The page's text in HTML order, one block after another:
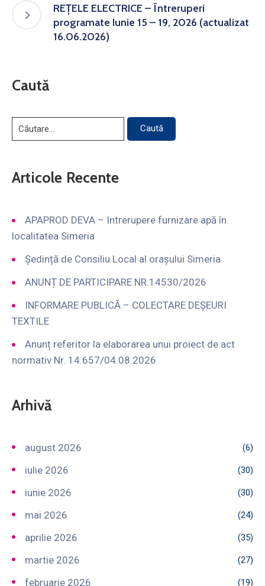
REȚELE ELECTRICE – Întreruperi
programate Iunie 15 – 19, 2026 (actualizat
16.06.2026)
Caută
Articole Recente
APAPROD DEVA – Intrerupere furnizare apă în
localitatea Simeria
Ședință de Consiliu Local al orașului Simeria
ANUNȚ DE PARTICIPARE NR.14530/2026
INFORMARE PUBLICĂ – COLECTARE DEȘEURI
TEXTILE
Anunț referitor la elaborarea unui proiect de act
normativ Nr. 14.657/04.08.2026
Arhivă
august 2026 (6)
iulie 2026 (30)
iunie 2026 (30)
mai 2026 (24)
aprilie 2026 (35)
martie 2026 (27)
februarie 2026 (19)